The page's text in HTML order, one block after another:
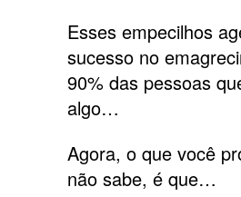
Esses empecilhos
sucesso no
90% das pessoas
algo…
Agora, o que você
não sabe, é que…